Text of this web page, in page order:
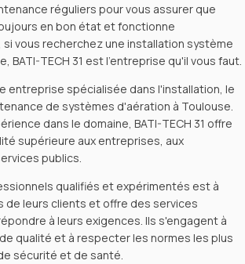
réguliers pour vous assurer que
en bon état et fonctionne
vous recherchez une installation système
BATI-TECH 31 est l'entreprise qu'il vous faut.
entreprise spécialisée dans l'installation, le
de systèmes d'aération à Toulouse.
dans le domaine, BATI-TECH 31 offre
supérieure aux entreprises, aux
publics.
qualifiés et expérimentés est à
de leurs clients et offre des services
à leurs exigences. Ils s'engagent à
qualité et à respecter les normes les plus
sécurité et de santé.